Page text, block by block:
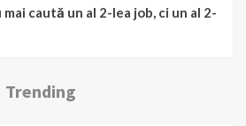
caută un al 2-lea job, ci un al 2-
Trending